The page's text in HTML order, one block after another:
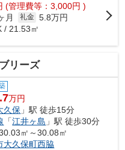
(管理費等：3,000円 )
月 礼金 5.8万円
/ 21.53㎡
リーズ
万円
久保 」駅 徒歩15分
「江井ヶ島 」駅 徒歩30分
㎡～30.08㎡
大久保町西脇